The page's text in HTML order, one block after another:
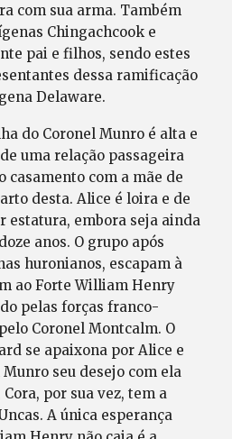
com sua arma. Também
Chingachcook e
pai e filhos, sendo estes
dessa ramificação
Delaware.
do Coronel Munro é alta e
uma relação passageira
casamento com a mãe de
desta. Alice é loira e de
estatura, embora seja ainda
anos. O grupo após
huronianos, escapam à
ao Forte William Henry
pelas forças franco-
Coronel Montcalm. O
se apaixona por Alice e
seu desejo com ela
por sua vez, tem a
A única esperança